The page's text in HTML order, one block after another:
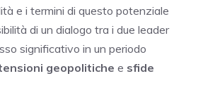
e i termini di questo potenziale
di un dialogo tra i due leader
significativo in un periodo
geopolitiche e sfide